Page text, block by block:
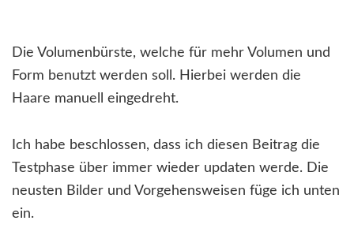
Die Volumenbürste, welche für mehr Volumen und
Form benutzt werden soll. Hierbei werden die
Haare manuell eingedreht.
Ich habe beschlossen, dass ich diesen Beitrag die
Testphase über immer wieder updaten werde. Die
neusten Bilder und Vorgehensweisen füge ich unten
ein.